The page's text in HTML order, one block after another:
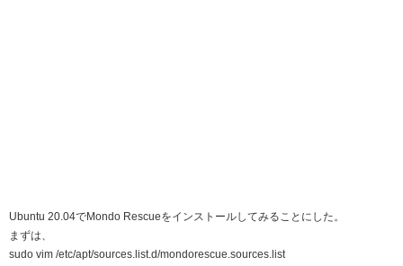
Ubuntu 20.04でMondo Rescueをインストールしてみることにした。
まずは、
sudo vim /etc/apt/sources.list.d/mondorescue.sources.list